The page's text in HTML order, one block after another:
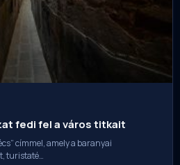
fedi fel a város titkait
címmel, amely a baranyai
turistaté…